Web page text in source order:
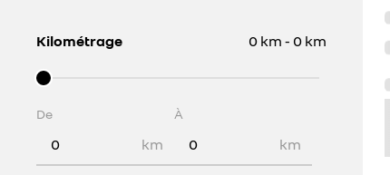
Kilométrage 0 km - 0 km
De
km
À
km